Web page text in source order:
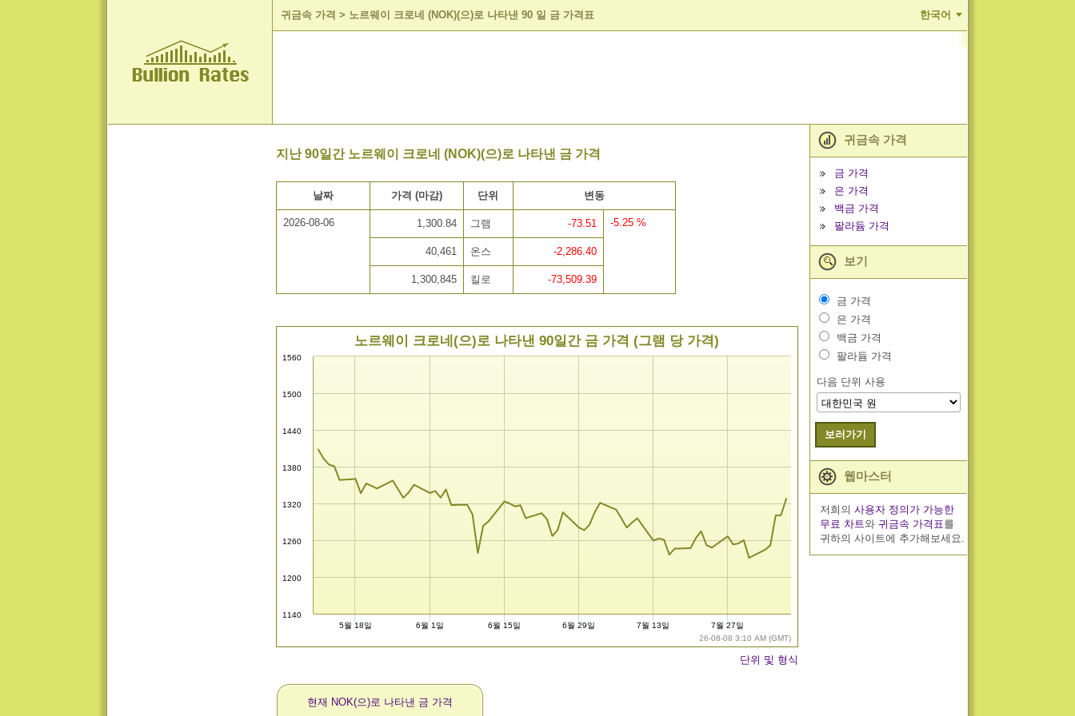
귀금속 가격 > 노르웨이 크로네 (NOK)(으)로 나타낸 90 일 금 가격표 한국어
지난 90일간 노르웨이 크로네 (NOK)(으)로 나타낸 금 가격
날짜 가격 (마감) 단위 변동
2026-08-06 1,300.84 그램 -73.51 -5.25 %
40,461 온스 -2,286.40
1,300,845 킬로 -73,509.39
26-08-08 3:10 AM (GMT)
노르웨이 크로네(으)로 나타낸 90일간 금 가격 (그램 당 가격)
1140
1200
1260
1320
1380
1440
1500
1560
5월 18일 6월 1일 6월 15일 6월 29일 7월 13일 7월 27일
단위 및 형식
현재 NOK(으)로 나타낸 금 가격
귀금속 가격
금 가격
은 가격
백금 가격
팔라듐 가격
보기
금 가격
은 가격
백금 가격
팔라듐 가격
다음 단위 사용
보러가기
웹마스터
저희의 사용자 정의가 가능한
무료 차트와 귀금속 가격표를
귀하의 사이트에 추가해보세요.